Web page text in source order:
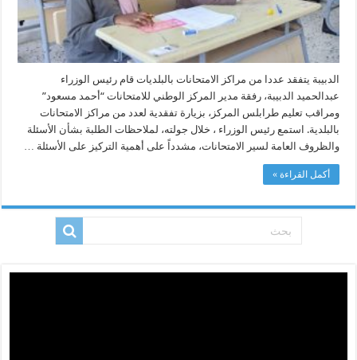
الدبيبة يتفقد عددا من مراكز الامتحانات بالبلديات قام رئيس الوزراء
عبدالحميد الدبيبة، رفقة مدير المركز الوطني للامتحانات “أحمد مسعود”
ومراقب تعليم طرابلس المركز، بزيارة تفقدية لعدد من مراكز الامتحانات
بالبلدية. استمع رئيس الوزراء ، خلال جولته، لملاحظات الطلبة بشأن الأسئلة
والظروف العامة لسير الامتحانات، مشدداً على أهمية التركيز على الأسئلة …
أكمل القراءة »